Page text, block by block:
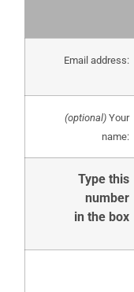
Email address:
(optional) Your
name:
Type this
number
in the box